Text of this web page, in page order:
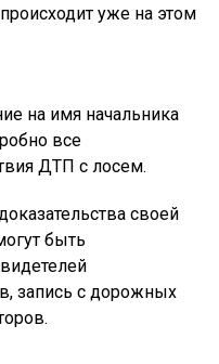
уже на этом
на имя начальника
все
ДТП с лосем.
своей
быть
запись с дорожных